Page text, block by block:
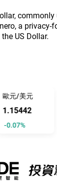
a privacy-
US Dollar.
歐元/美元
1.15433
-0.08%